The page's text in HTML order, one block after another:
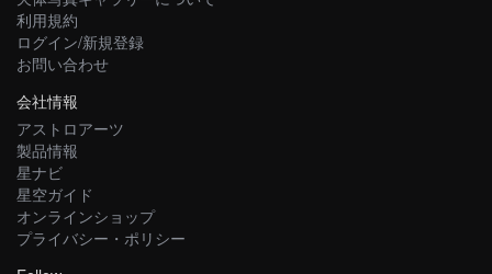
利用規約
ログイン/新規登録
お問い合わせ
会社情報
アストロアーツ
製品情報
星ナビ
星空ガイド
オンラインショップ
プライバシー・ポリシー